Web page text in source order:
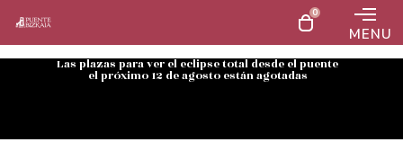
0
MENU
Las plazas para ver el eclipse total desde el puente
el próximo 12 de agosto están agotadas